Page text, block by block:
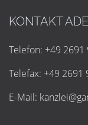
KONTAKT
Telefon: +49 2691
Telefax: +49 2691
E-Mail: kanzlei@ga